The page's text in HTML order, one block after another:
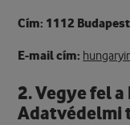
Cím: 1112
E-mail cím:
2. Vegye fel
Adatvédelmi